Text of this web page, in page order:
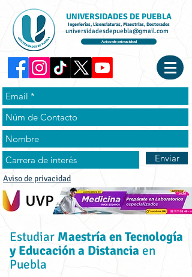
UNIVERSIDADES DE PUEBLA
Ingenierías, Licenciaturas, Maestrías, Doctorados
universidadesdepuebla@gmail.com
Aviso de privacidad
Enviar
Aviso de privacidad
Estudiar Maestría en Tecnología
y Educación a Distancia en
Puebla